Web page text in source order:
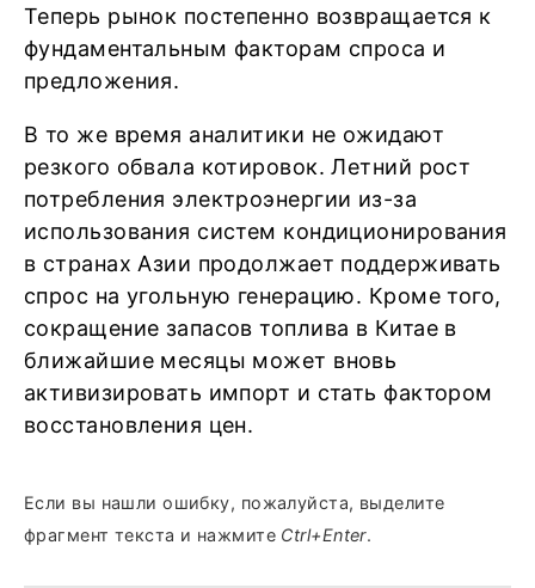
Теперь рынок постепенно возвращается к
фундаментальным факторам спроса и
предложения.
В то же время аналитики не ожидают
резкого обвала котировок. Летний рост
потребления электроэнергии из-за
использования систем кондиционирования
в странах Азии продолжает поддерживать
спрос на угольную генерацию. Кроме того,
сокращение запасов топлива в Китае в
ближайшие месяцы может вновь
активизировать импорт и стать фактором
восстановления цен.
Если вы нашли ошибку, пожалуйста, выделите
фрагмент текста и нажмите Ctrl+Enter.